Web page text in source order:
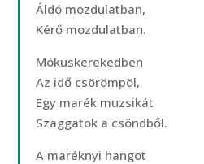
Áldó mozdulatban,
Kérő mozdulatban.
Mókuskerekedben
Az idő csörömpöl,
Egy marék muzsikát
Szaggatok a csöndből.
A maréknyi hangot